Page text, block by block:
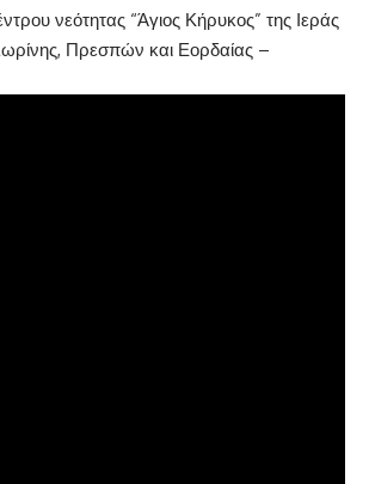
νεότητας “Άγιος Κήρυκος” της Ιεράς
Πρεσπών και Εορδαίας –